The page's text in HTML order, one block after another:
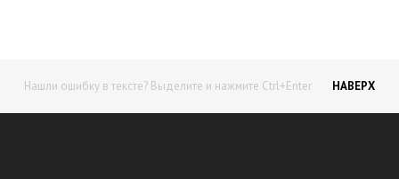
Нашли ошибку в тексте? Выделите и нажмите Ctrl+Enter НАВЕРХ